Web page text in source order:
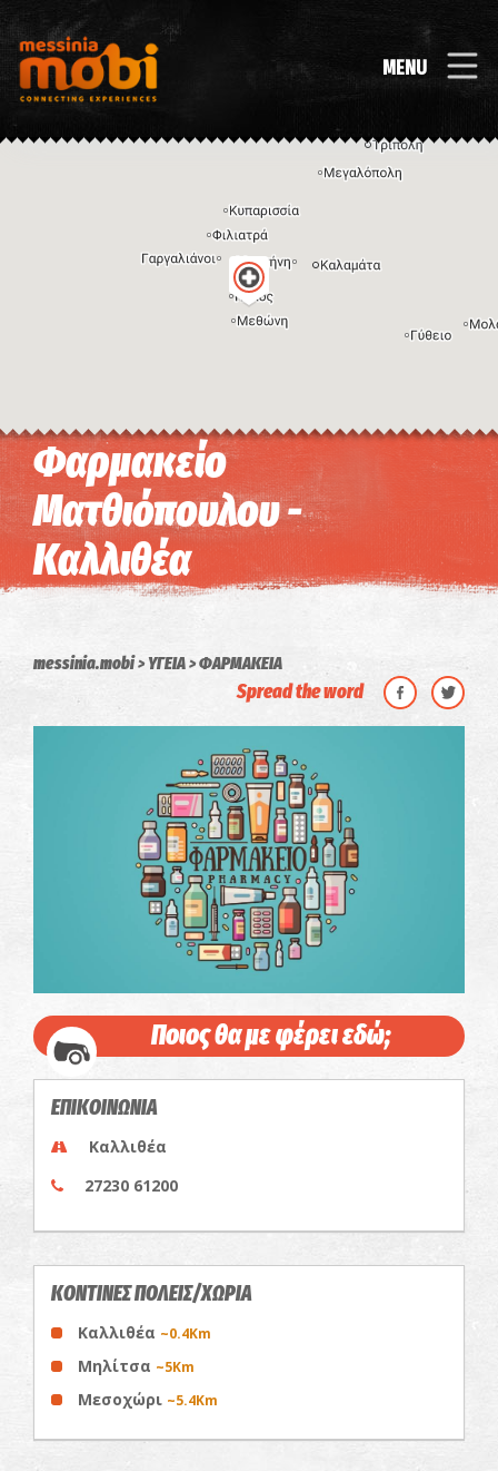
MENU
Η εικόνα ενδέχεται να υπόκειται σε πνευματικά δικαιώματα Όροι
Φαρμακείο
Ματθιόπουλου -
Καλλιθέα
messinia.mobi ΥΓΕΙΑ ΦΑΡΜΑΚΕΙΑ
Spread the word
Ποιος θα με φέρει εδώ;
ΕΠΙΚΟΙΝΩΝΙΑ
Καλλιθέα
27230 61200
ΚΟΝΤΙΝΕΣ ΠΟΛΕΙΣ/ΧΩΡΙΑ
Καλλιθέα ~0.4Km
Μηλίτσα ~5Km
Μεσοχώρι ~5.4Km